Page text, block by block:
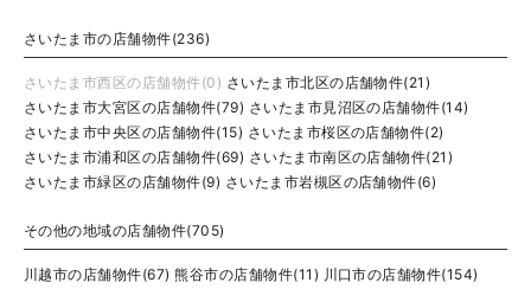
さいたま市の店舗物件(236)
さいたま市西区の店舗物件(0) さいたま市北区の店舗物件(21)
さいたま市大宮区の店舗物件(79) さいたま市見沼区の店舗物件(14)
さいたま市中央区の店舗物件(15) さいたま市桜区の店舗物件(2)
さいたま市浦和区の店舗物件(69) さいたま市南区の店舗物件(21)
さいたま市緑区の店舗物件(9) さいたま市岩槻区の店舗物件(6)
その他の地域の店舗物件(705)
川越市の店舗物件(67) 熊谷市の店舗物件(11) 川口市の店舗物件(154)